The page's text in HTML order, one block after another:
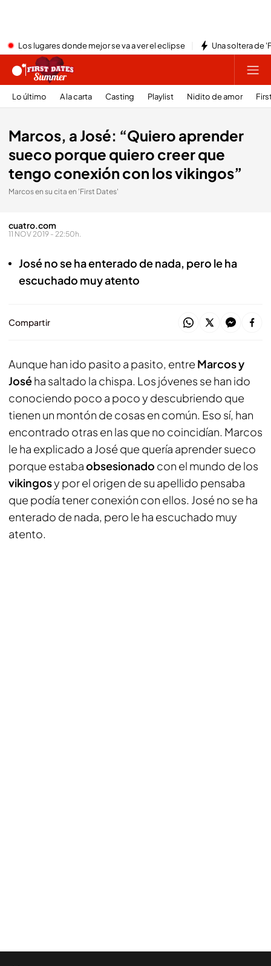
Los lugares donde mejor se va a ver el eclipse Una soltera de
Lo último A la carta Casting Playlist Nidito de amor
Marcos, a José: “Quiero aprender
sueco porque quiero creer que
tengo conexión con los vikingos”
Marcos en su cita en 'First Dates'
cuatro.com
11 NOV 2019 - 22:50h.
José no se ha enterado de nada, pero le ha
escuchado muy atento
Compartir
Aunque han ido pasito a pasito, entre Marcos y
Joséha saltado la chispa. Los jóvenes se han ido
conociendo poco a poco y descubriendo que
tienen un montón de cosas en común. Eso sí, han
encontrado otras en las que no coincidían. Marcos
le ha explicado a José que quería aprender sueco
porque estabaobsesionado con el mundo de los
vikingosy por el origen de su apellido pensaba
que podía tener conexión con ellos. José no se ha
enterado de nada, pero le ha escuchado muy
atento.